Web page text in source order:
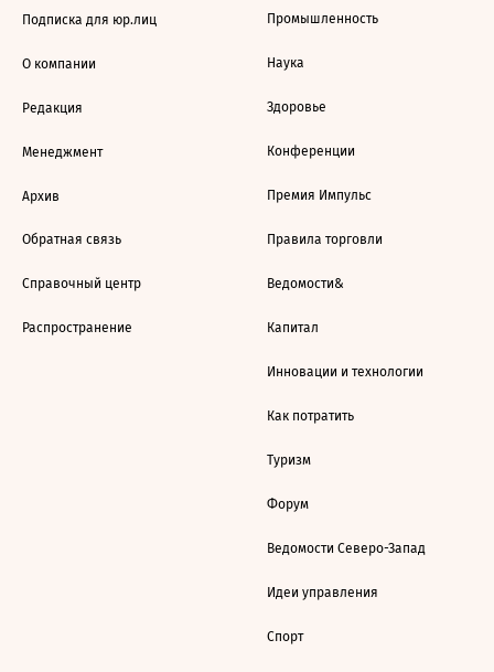
Подписка для юр.лиц
О компании
Редакция
Менеджмент
Архив
Обратная связь
Справочный центр
Распространение
Промышленность
Наука
Здоровье
Конференции
Премия Импульс
Правила торговли
Ведомости&
Капитал
Инновации и технологии
Как потратить
Туризм
Форум
Ведомости Северо-Запад
Идеи управления
Спорт